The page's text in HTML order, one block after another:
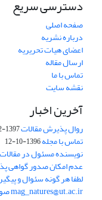
دسترسی سریع
صفحه اصلی
درباره نشریه
اعضای هیات تحریریه
ارسال مقاله
تماس با ما
نقشه سایت
آخرین اخبار
روال پذیرش مقالات1397-12-11
تماس با مجله1396-10-12
نویسنده مسئول در
عدم امکان صدور گواهی
لطفا هر گونه سئوال و
mag_natures@ut.ac.ir صورت پذیرد.